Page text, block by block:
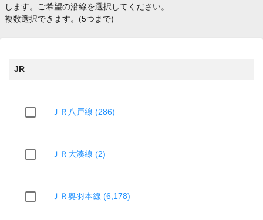
します。ご希望の沿線を選択してください。
複数選択できます。(5つまで)
JR
ＪＲ八戸線 (286)
ＪＲ大湊線 (2)
ＪＲ奥羽本線 (6,178)